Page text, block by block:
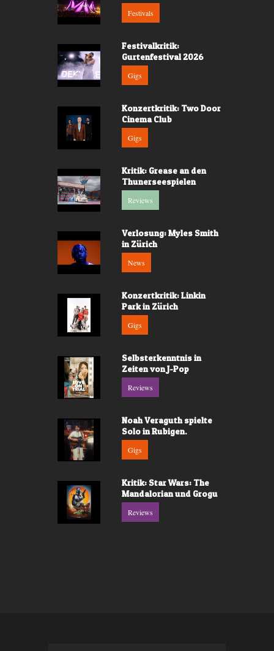
Festivals
Festivalkritik:
Gurtenfestival 2026
Gigs
Konzertkritik: Two Door
Cinema Club
Gigs
Kritik: Grease an den
Thunerseespielen
Reviews
Verlosung: Myles Smith
in Zürich
News
Konzertkritik: Linkin
Park in Zürich
Gigs
Selbsterkenntnis in
Zeiten von J-Pop
Reviews
Noah Veraguth spielte
Solo in Rubigen.
Gigs
Kritik: Star Wars: The
Mandalorian und Grogu
Reviews